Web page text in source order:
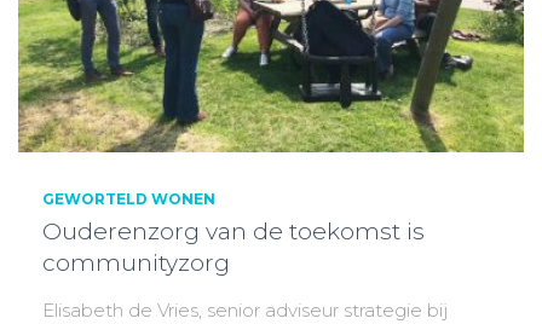
GEWORTELD WONEN
Ouderenzorg van de toekomst is
communityzorg
Elisabeth de Vries, senior adviseur strategie bij